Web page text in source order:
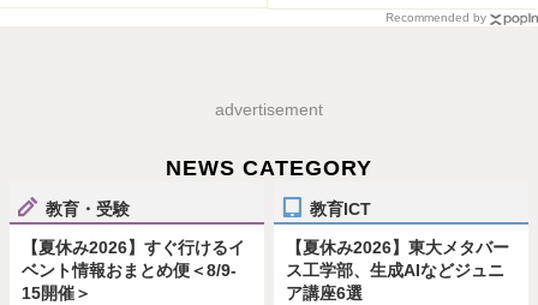
Recommended by
advertisement
NEWS CATEGORY
教育・受験
【夏休み2026】すぐ行けるイ
ベント情報おまとめ便＜8/9-
15開催＞
教育ICT
【夏休み2026】東大メタバー
ス工学部、生成AIなどジュニ
ア講座6選